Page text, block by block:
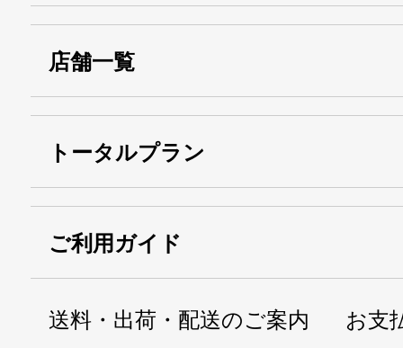
店舗一覧
トータルプラン
ご利用ガイド
送料・出荷・配送のご案内
お支